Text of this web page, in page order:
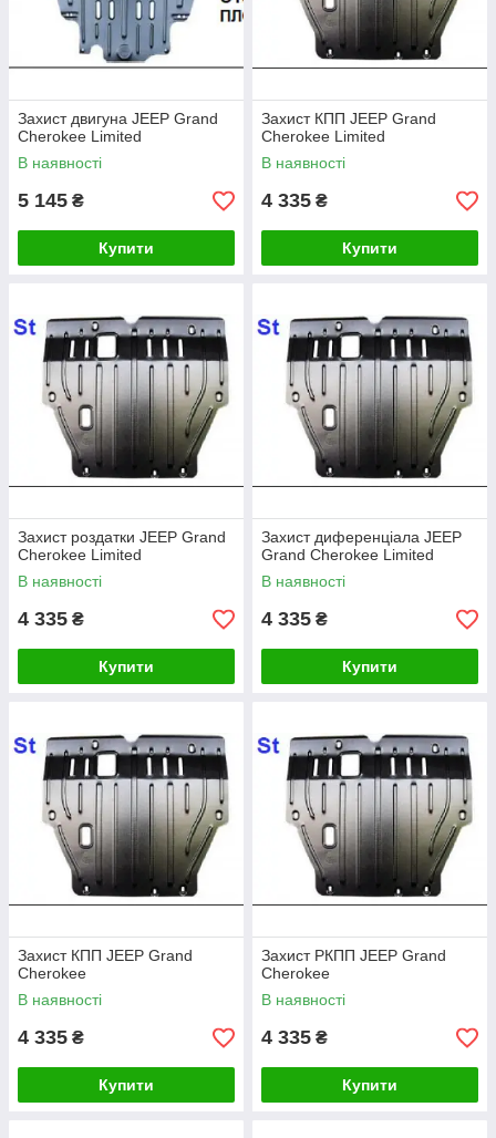
Захист двигуна JEEP Grand
Cherokee Limited
В наявності
5 145 ₴
Купити
Захист КПП JEEP Grand
Cherokee Limited
В наявності
4 335 ₴
Купити
Захист роздатки JEEP Grand
Cherokee Limited
В наявності
4 335 ₴
Купити
Захист диференціала JEEP
Grand Cherokee Limited
В наявності
4 335 ₴
Купити
Захист КПП JEEP Grand
Cherokee
В наявності
4 335 ₴
Купити
Захист РКПП JEEP Grand
Cherokee
В наявності
4 335 ₴
Купити